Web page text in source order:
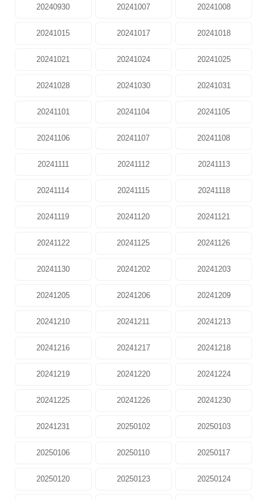
20240930 20241007 20241008
20241015 20241017 20241018
20241021 20241024 20241025
20241028 20241030 20241031
20241101 20241104 20241105
20241106 20241107 20241108
20241111 20241112 20241113
20241114 20241115 20241118
20241119 20241120 20241121
20241122 20241125 20241126
20241130 20241202 20241203
20241205 20241206 20241209
20241210 20241211 20241213
20241216 20241217 20241218
20241219 20241220 20241224
20241225 20241226 20241230
20241231 20250102 20250103
20250106 20250110 20250117
20250120 20250123 20250124